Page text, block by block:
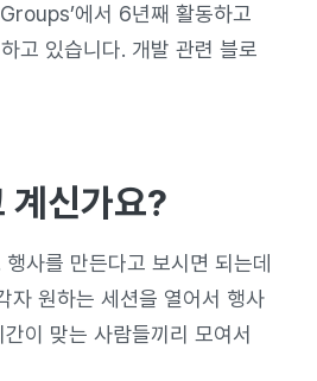
에서 6년째 활동하고
고 있습니다. 개발 관련 블로
계신가요?
사를 만든다고 보시면 되는데
자 원하는 세션을 열어서 행사
이 맞는 사람들끼리 모여서